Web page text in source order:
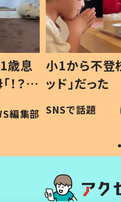
歳息
？」
編集部
小1から不登
ッド」だっ
作り続ける
#令和の子
SNSで話題